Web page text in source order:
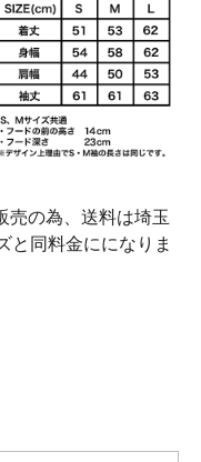
売の為、送料は埼玉
と同料金にになりま